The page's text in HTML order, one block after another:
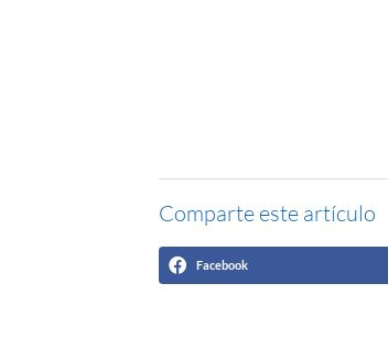
Comparte este artículo
Facebook